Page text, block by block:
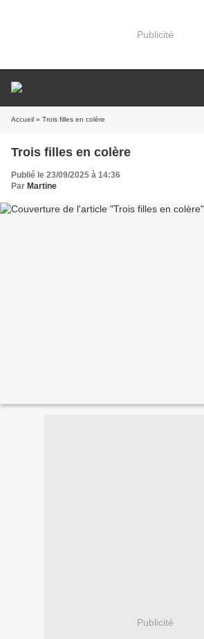
Publicité
Accueil » Trois filles en colère
Trois filles en colère
Publié le 23/09/2025 à 14:36
Par Martine
Publicité